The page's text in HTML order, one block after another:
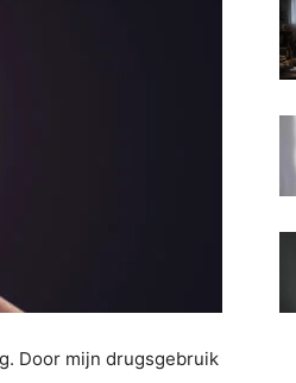
Door mijn drugsgebruik